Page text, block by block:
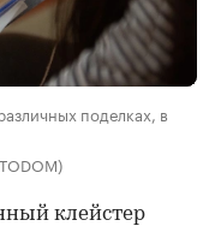
поделках, в
клейстер